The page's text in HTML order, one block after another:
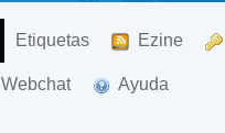
Etiquetas Ezine
Webchat Ayuda